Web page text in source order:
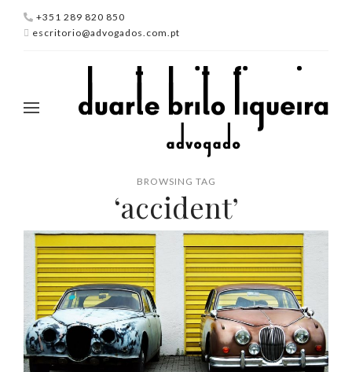
+351 289 820 850
escritorio@advogados.com.pt
BROWSING TAG
‘accident’